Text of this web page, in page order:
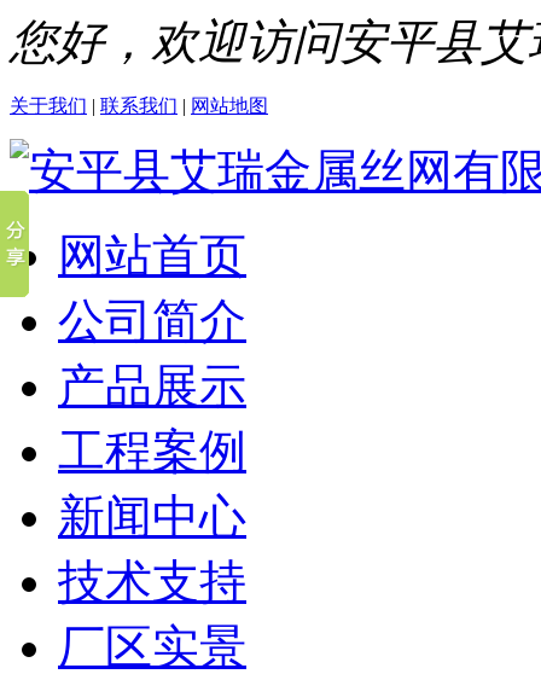
您好，欢迎访问安平县
关于我们 | 联系我们 | 网站地图
网站首页
公司简介
产品展示
工程案例
新闻中心
技术支持
厂区实景